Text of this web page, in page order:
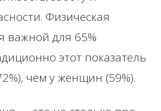
Физическая
важной для 65%
этот показатель
чем у женщин (59%).